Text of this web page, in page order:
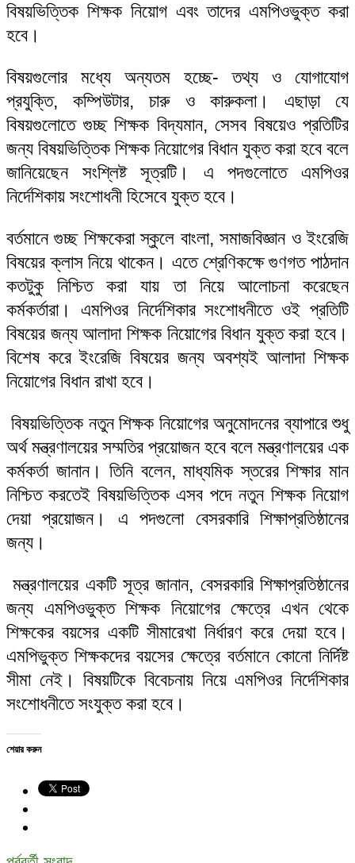
বিষয়ভিত্তিক শিক্ষক নিয়োগ এবং তাদের এমপিওভুক্ত করা
হবে।
বিষয়গুলোর মধ্যে অন্যতম হচ্ছে- তথ্য ও যোগাযোগ
প্রযুক্তি, কম্পিউটার, চারু ও কারুকলা। এছাড়া যে
বিষয়গুলোতে গুচ্ছ শিক্ষক বিদ্যমান, সেসব বিষয়েও প্রতিটির
জন্য বিষয়ভিত্তিক শিক্ষক নিয়োগের বিধান যুক্ত করা হবে বলে
জানিয়েছেন সংশ্লিষ্ট সূত্রটি। এ পদগুলোতে এমপিওর
নির্দেশিকায় সংশোধনী হিসেবে যুক্ত হবে।
বর্তমানে গুচ্ছ শিক্ষকেরা স্কুলে বাংলা, সমাজবিজ্ঞান ও ইংরেজি
বিষয়ের ক্লাস নিয়ে থাকেন। এতে শ্রেণিকক্ষে গুণগত পাঠদান
কতটুকু নিশ্চিত করা যায় তা নিয়ে আলোচনা করেছেন
কর্মকর্তারা। এমপিওর নির্দেশিকার সংশোধনীতে ওই প্রতিটি
বিষয়ের জন্য আলাদা শিক্ষক নিয়োগের বিধান যুক্ত করা হবে।
বিশেষ করে ইংরেজি বিষয়ের জন্য অবশ্যই আলাদা শিক্ষক
নিয়োগের বিধান রাখা হবে।
বিষয়ভিত্তিক নতুন শিক্ষক নিয়োগের অনুমোদনের ব্যাপারে শুধু
অর্থ মন্ত্রণালয়ের সম্মতির প্রয়োজন হবে বলে মন্ত্রণালয়ের এক
কর্মকর্তা জানান। তিনি বলেন, মাধ্যমিক স্তরের শিক্ষার মান
নিশ্চিত করতেই বিষয়ভিত্তিক এসব পদে নতুন শিক্ষক নিয়োগ
দেয়া প্রয়োজন। এ পদগুলো বেসরকারি শিক্ষাপ্রতিষ্ঠানের
জন্য।
মন্ত্রণালয়ের একটি সূত্র জানান, বেসরকারি শিক্ষাপ্রতিষ্ঠানের
জন্য এমপিওভুক্ত শিক্ষক নিয়োগের ক্ষেত্রে এখন থেকে
শিক্ষকের বয়সের একটি সীমারেখা নির্ধারণ করে দেয়া হবে।
এমপিভুক্ত শিক্ষকদের বয়সের ক্ষেত্রে বর্তমানে কোনো নির্দিষ্ট
সীমা নেই। বিষয়টিকে বিবেচনায় নিয়ে এমপিওর নির্দেশিকার
সংশোধনীতে সংযুক্ত করা হবে।
শেয়ার করুন